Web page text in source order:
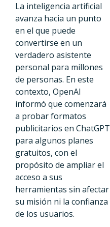
La inteligencia artificial
avanza hacia un punto
en el que puede
convertirse en un
verdadero asistente
personal para millones
de personas. En este
contexto, OpenAI
informó que comenzará
a probar formatos
publicitarios en ChatGPT
para algunos planes
gratuitos, con el
propósito de ampliar el
acceso a sus
herramientas sin afectar
su misión ni la confianza
de los usuarios.